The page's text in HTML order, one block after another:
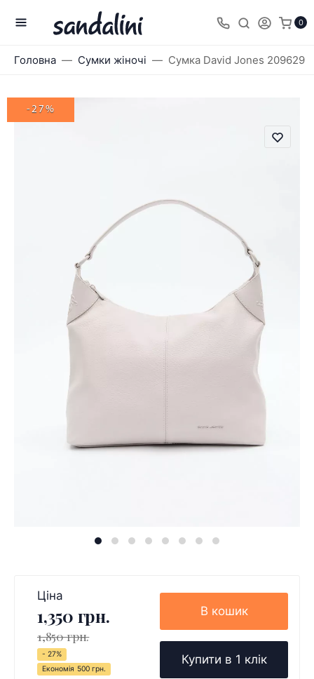
0
Головна Сумки жіночі Сумка David Jones 209629
-27%
Ціна
1,350 грн.
1,850 грн.
- 27%
Економія 500 грн.
В кошик
Купити в 1 клік